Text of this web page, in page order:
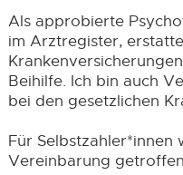
Als approbierte
im Arztregister,
Beihilfe. Ich bin auch
bei den gesetzlichen
Für Selbstzahler*innen
Vereinbarung